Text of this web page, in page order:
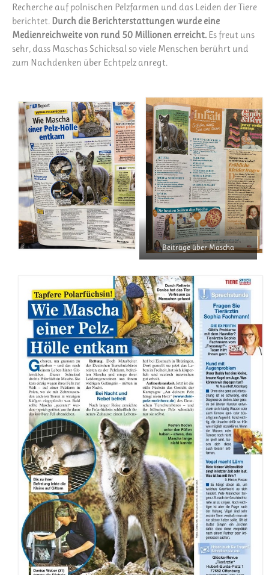
Recherche auf polnischen Pelzfarmen und das Leiden der Tiere
berichtet. Durch die Berichterstattungen wurde eine
Medienreichweite von rund 50 Millionen erreicht. Es freut uns
sehr, dass Maschas Schicksal so viele Menschen berührt und
zum Nachdenken über Echtpelz anregt.
Beiträge über Mascha